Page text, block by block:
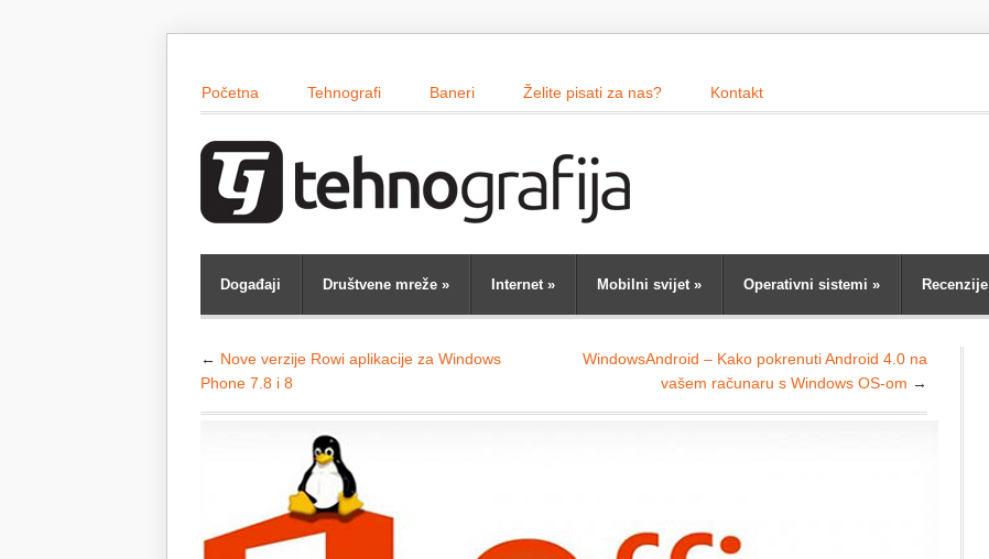
Početna Tehnografi Baneri Želite pisati za nas? Kontakt
Događaji Društvene mreže » Internet» Mobilni svijet» Operativni sistemi » Recenzije
← Nove verzije Rowi aplikacije za Windows
Phone 7.8 i 8
WindowsAndroid – Kako pokrenuti Android 4.0 na
vašem računaru s Windows OS-om →